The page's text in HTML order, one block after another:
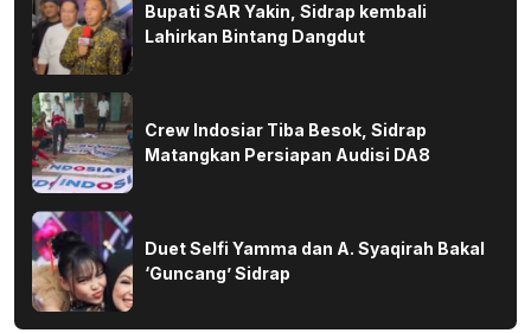
Bupati SAR Yakin, Sidrap kembali
Lahirkan Bintang Dangdut
Crew Indosiar Tiba Besok, Sidrap
Matangkan Persiapan Audisi DA8
Duet Selfi Yamma dan A. Syaqirah Bakal
‘Guncang’ Sidrap